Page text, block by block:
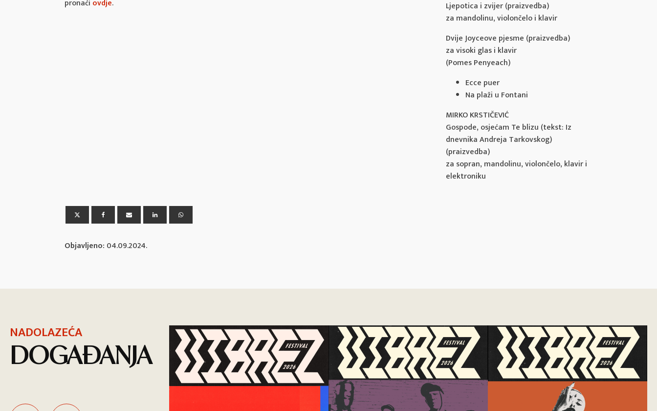
pronaći ovdje.
Ljepotica i zvijer (praizvedba)
za mandolinu, violončelo i klavir
Dvije Joyceove pjesme (praizvedba)
za visoki glas i klavir
(Pomes Penyeach)
Ecce puer
Na plaži u Fontani
MIRKO KRSTIČEVIĆ
Gospode, osjećam Te blizu (tekst: Iz
dnevnika Andreja Tarkovskog)
(praizvedba)
za sopran, mandolinu, violončelo, klavir i
elektroniku
Objavljeno: 04.09.2024.
NADOLAZEĆA
DOGAĐANJA